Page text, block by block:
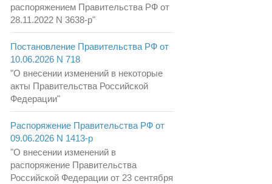
распоряжением Правительства РФ от
28.11.2022 N 3638-р"
Постановление Правительства РФ от
10.06.2026 N 718
"О внесении изменений в некоторые
акты Правительства Российской
Федерации"
Распоряжение Правительства РФ от
09.06.2026 N 1413-р
"О внесении изменений в
распоряжение Правительства
Российской Федерации от 23 сентября